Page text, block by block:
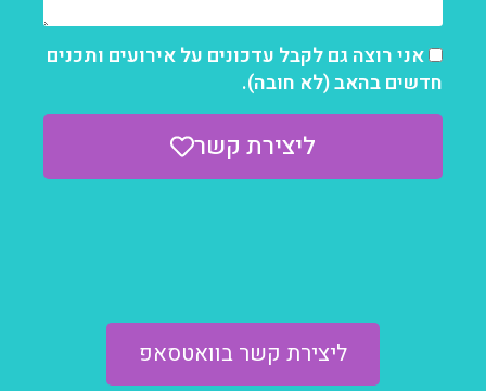
אני רוצה גם לקבל עדכונים על אירועים ותכנים
חדשים בהאב (לא חובה).
ליצירת קשר
ליצירת קשר בוואטסאפ